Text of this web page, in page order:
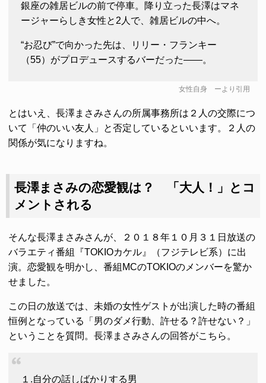
銀座の雑居ビルの前で停車。降り立った長澤はマネ
ージャーらしき女性と2人で、雑居ビルの中へ。
“お忍び”で向かった先は、リリー・フランキー
（55）がプロデュースするバーだった――。
女性自身 ーより引用
とはいえ、長澤まさみさんの所属事務所は２人の交際につ
いて「仲のいい友人」と否定しているといいます。２人の
関係が気になりますね。
長澤まさみの恋愛観は？ 「大人！」とコ
メントされる
そんな長澤まさみさんが、２０１８年１０月３１日放送の
バラエティ番組『TOKIOカケル』（フジテレビ系）に出
演。恋愛観を明かし、番組MCのTOKIOのメンバーを驚か
せました。
この日の放送では、未婚の女性ゲストが出演した時の番組
恒例となっている「男のダメ行動、許せる？許せない？」
ということを質問。長澤まさみさんの回答がこちら。
１.自分の話しばかりする男